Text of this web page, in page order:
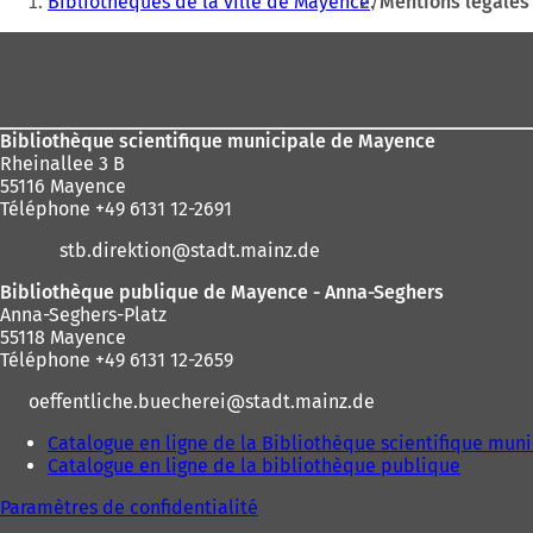
êtes
Bibliothèque scientifique municipale de Mayence
Rheinallee 3 B
55116 Mayence
Téléphone +49 6131 12-2691
stb.direktion
stadt.mainz de
Bibliothèque publique de Mayence - Anna-Seghers
Anna-Seghers-Platz
55118 Mayence
Téléphone +49 6131 12-2659
oeffentliche.buecherei
stadt.mainz de
Catalogue en ligne de la Bibliothèque scientifique
Catalogue en ligne de la bibliothèque publique
Paramètres de confidentialité